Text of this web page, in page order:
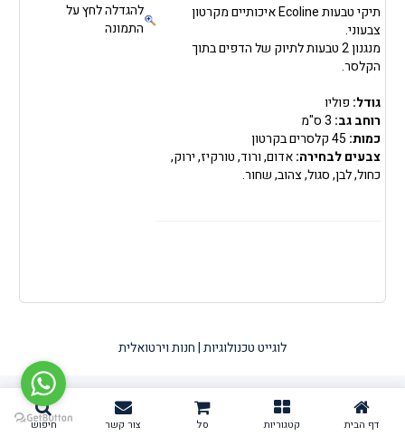
תיקי טבעות Ecoline איכותיים מקרטון
צבעוני.
מנגנון 2 טבעות לתיוק של הדפים בתוך
הקלסר.
גודל: פוליו
רוחב גב: 3 ס"מ
כמות:
צבעים לבחירה:אדום, ורוד, טורקיז, ירוק,
כחול, לבן, סגול, צהוב, שחור.
להגדלה לחץ על
התמונה
לוגייט טכנולוגיות | חנות וירטואלית
דף הבית קטגוריות סל צור קשר חיפוש